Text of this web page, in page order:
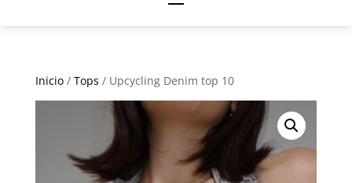
Inicio/ Tops / Upcycling Denim top 10